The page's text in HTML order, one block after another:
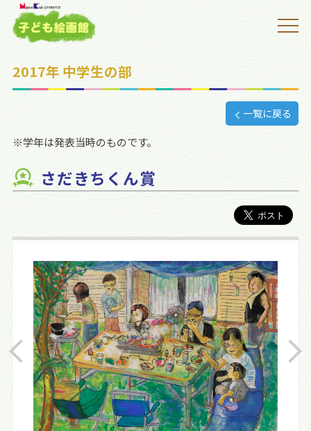
2017年 中学生の部
一覧に戻る
※学年は発表当時のものです。
さだきちくん賞